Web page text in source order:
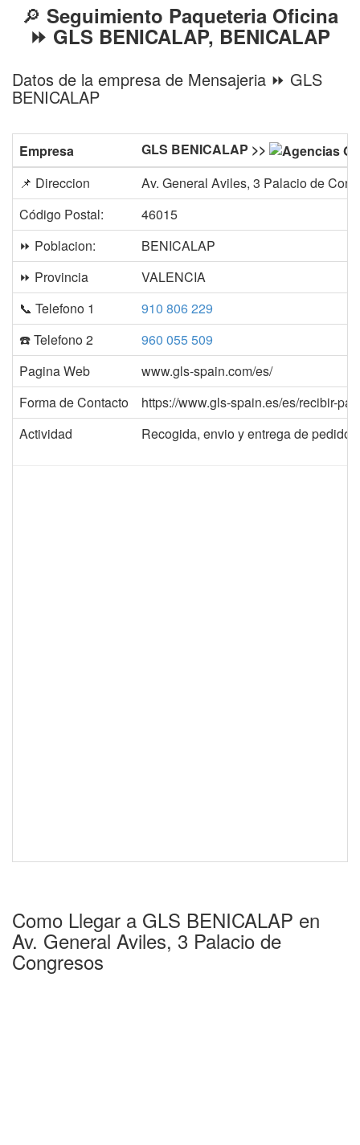
🔎 Seguimiento Paqueteria Oficina
⏩ GLS BENICALAP, BENICALAP
Datos de la empresa de Mensajeria ⏩ GLS
BENICALAP
Empresa
GLS BENICALAP >>
📌 Direccion
Av. General Aviles, 3 Palacio de
Código Postal:
46015
⏩ Poblacion:
BENICALAP
⏩ Provincia
VALENCIA
📞 Telefono 1
910 806 229
☎️ Telefono 2
960 055 509
Pagina Web
www.gls-spain.com/es/
Forma de Contacto
https://www.gls-spain.es/es/recibir-
Actividad
Recogida, envio y entrega de
Como Llegar a GLS BENICALAP en
Av. General Aviles, 3 Palacio de
Congresos